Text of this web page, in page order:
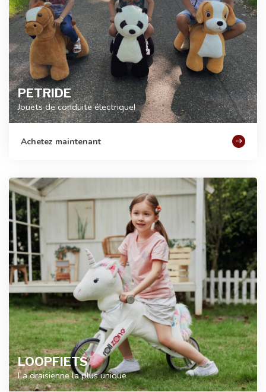
PETRIDE
Jouets de conduite électrique!
Achetez maintenant
LOOPFIETS
La draisienne la plus unique